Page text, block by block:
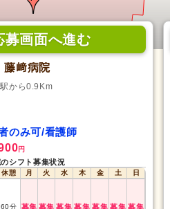
募画面へ進む
藤﨑病院
から0.9Km
のみ可/看護師
円
シフト募集状況
休憩 月 火 水 木 金 土 日
60分 募集 募集 募集 募集 募集 募集 募集